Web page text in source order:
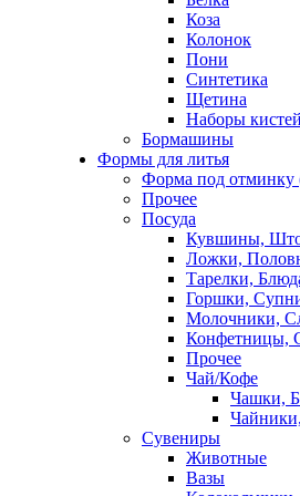
Коза
Колонок
Пони
Синтетика
Щетина
Наборы кистей
Бормашины
Формы для литья
Форма под отминку
Прочее
Посуда
Кувшины,
Ложки,
Тарелки,
Горшки,
Молочники,
Конфетницы,
Прочее
Чай/Кофе
Чашки,
Сувениры
Животные
Вазы